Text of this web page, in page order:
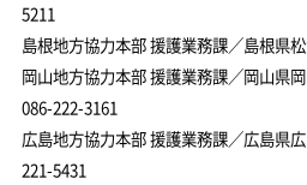
5211
島根地方協力本部 援護業務課／島根県
岡山地方協力本部 援護業務課／岡山県
086-222-3161
広島地方協力本部 援護業務課／広島県
221-5431